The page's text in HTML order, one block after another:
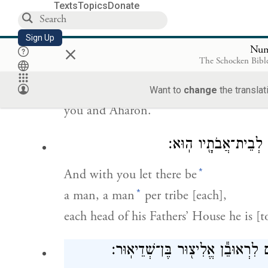
TextsTopicsDonate
Sign Up × The Schocken
Want to change the
from the age of twenty years and
everyone going out to the armed-forces
you are to count them [for battle]*
you and Aharon.
הֽוּא׃
And with you let there be*
a man, a man * per tribe [each],
each head of his Fathers’ House he is
אֱלִיצ֖וּר בֶּן־שְׁדֵיאֽוּר׃